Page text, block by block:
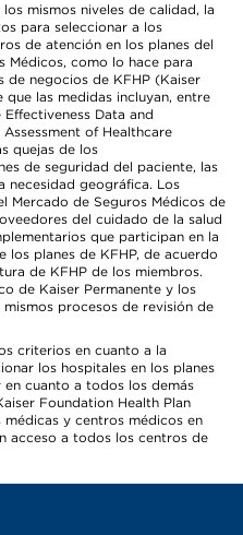
mismos niveles de calidad, la
para seleccionar a los
de atención en los planes del
Médicos, como lo hace para
negocios de KFHP (Kaiser
que las medidas incluyan, entre
Data and
of Healthcare
quejas de los
de seguridad del paciente, las
necesidad geográfica. Los
Mercado de Seguros Médicos de
del cuidado de la salud
que participan en la
planes de KFHP, de acuerdo
de KFHP de los miembros.
de Kaiser Permanente y los
procesos de revisión de
criterios en cuanto a la
los hospitales en los planes
cuanto a todos los demás
Foundation Health Plan
y centros médicos en
acceso a todos los centros de